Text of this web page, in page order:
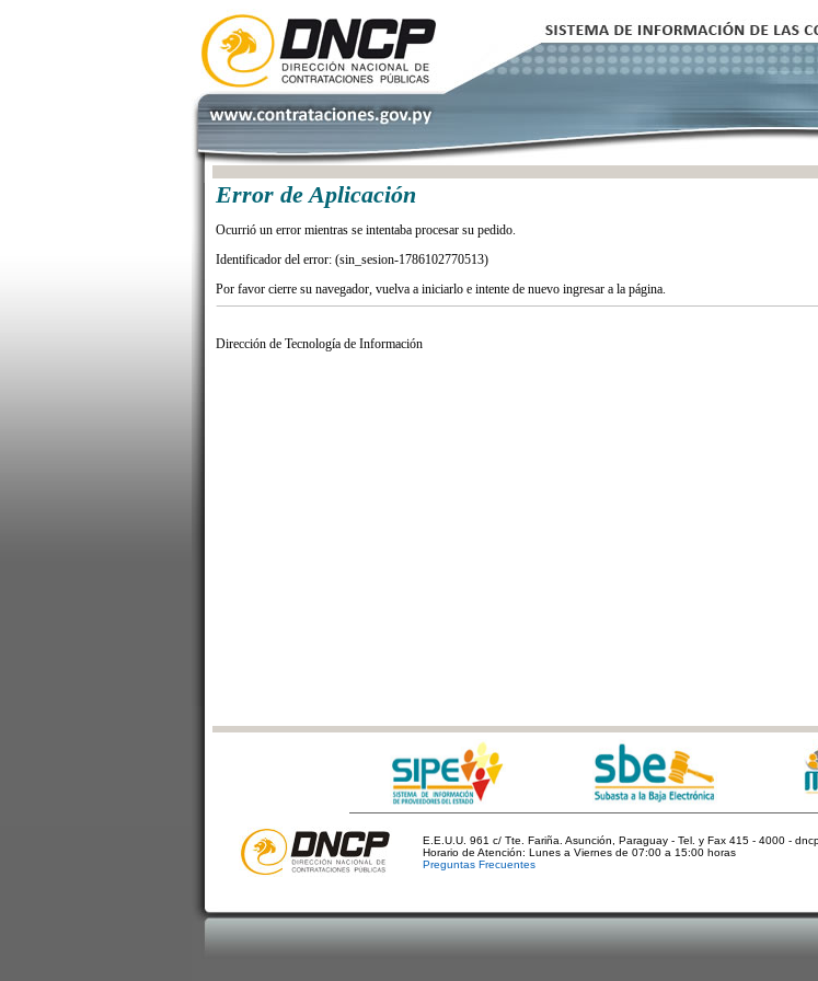
Error de Aplicación
Ocurrió un error mientras se intentaba procesar su pedido.
Identificador del error: (sin_sesion-1786102770513)
Por favor cierre su navegador, vuelva a iniciarlo e intente de nuevo ingresar a la página.
Dirección de Tecnología de Información
E.E.U.U. 961 c/ Tte. Fariña. Asunción, Paraguay - Tel. y Fax 415 - 4000 -
Horario de Atención: Lunes a Viernes de 07:00 a 15:00 horas
Preguntas Frecuentes